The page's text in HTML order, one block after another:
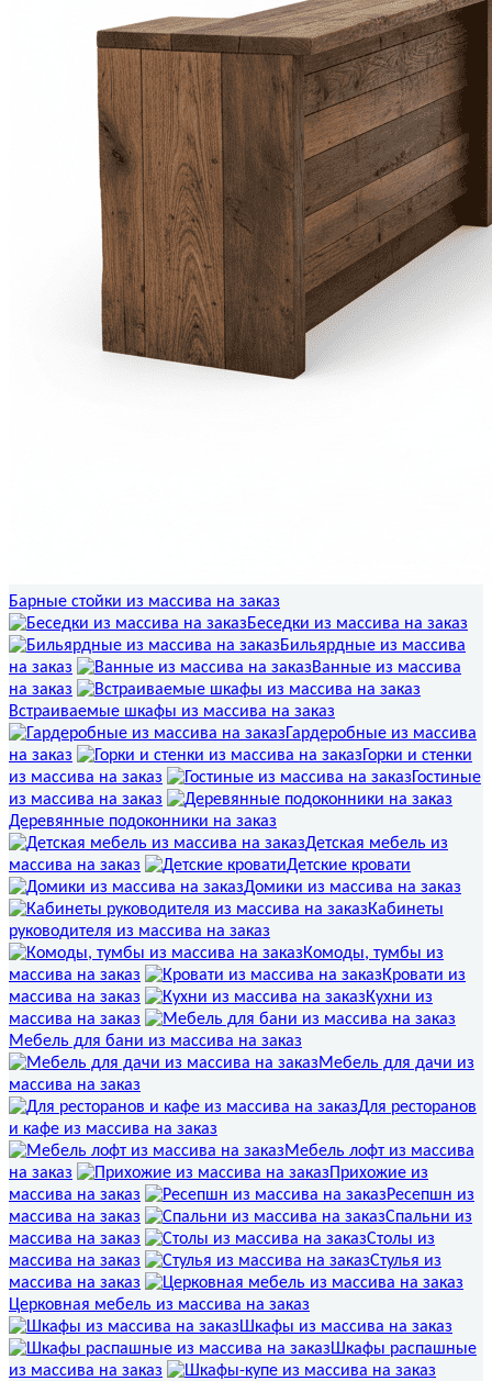
Барные стойки из массива на заказ
Беседки из массива на заказ
Бильярдные из массива
на заказ
Ванные из массива
на заказ
Встраиваемые шкафы из массива на заказ
Гардеробные из массива
на заказ
Горки и стенки
из массива на заказ
Гостиные
из массива на заказ
Деревянные подоконники на заказ
Детская мебель из
массива на заказ
Детские кровати
Домики из массива на заказ
Кабинеты
руководителя из массива на заказ
Комоды, тумбы из
массива на заказ
Кровати из
массива на заказ
Кухни из
массива на заказ
Мебель для бани из массива на заказ
Мебель для дачи из
массива на заказ
Для ресторанов
и кафе из массива на заказ
Мебель лофт из массива
на заказ
Прихожие из
массива на заказ
Ресепшн из
массива на заказ
Спальни из
массива на заказ
Столы из
массива на заказ
Стулья из
массива на заказ
Церковная мебель из массива на заказ
Шкафы из массива на заказ
Шкафы распашные
из массива на заказ